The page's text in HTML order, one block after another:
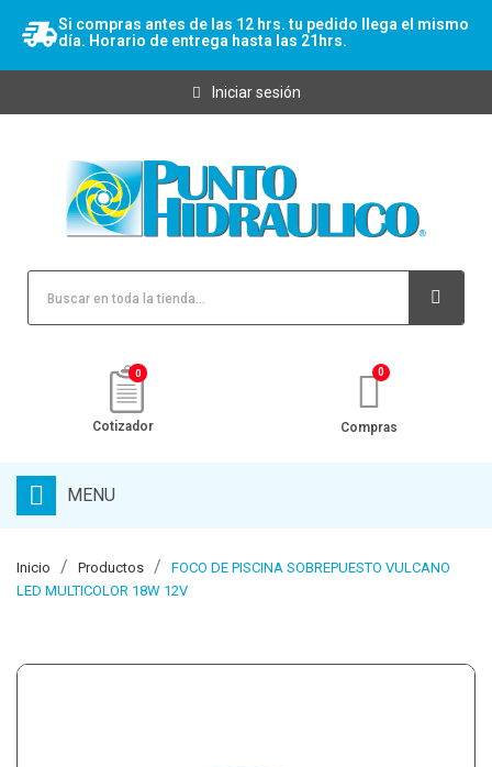
Si compras antes de las 12 hrs. tu pedido llega el mismo
día. Horario de entrega hasta las 21hrs.
Iniciar sesión
0
Cotizador Compras
MENU
Inicio Productos
FOCO DE PISCINA SOBREPUESTO VULCANO
LED MULTICOLOR 18W 12V